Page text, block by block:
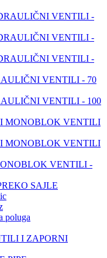
VENTILI -
VENTILI -
VENTILI -
VENTILI - 70
VENTILI - 100
MONOBLOK VENTILI
MONOBLOK VENTILI
VENTILI -
SAJLE
poluga
I ZAPORNI